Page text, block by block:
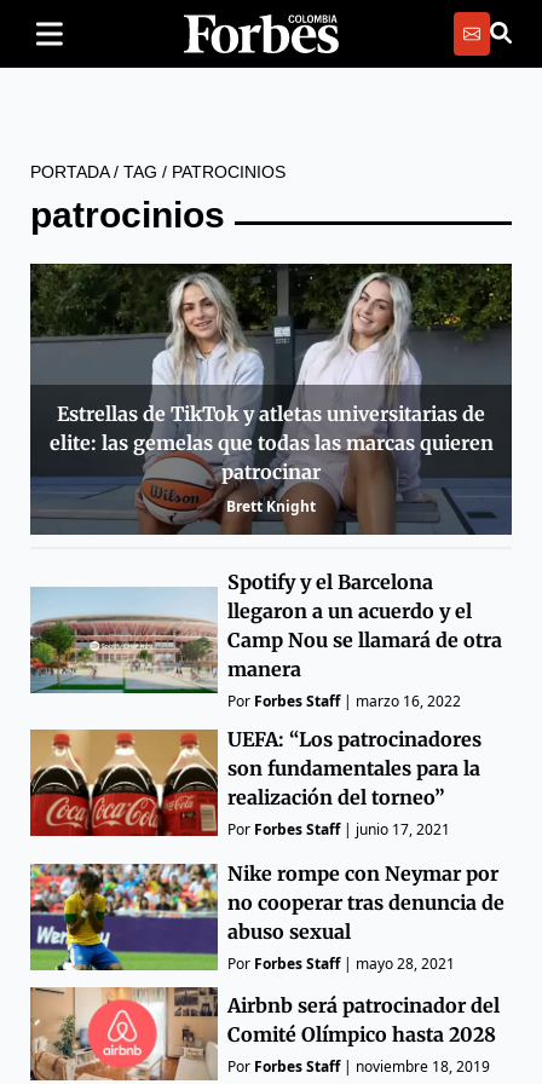
PORTADA/ TAG / PATROCINIOS
patrocinios
Estrellas de TikTok y atletas universitarias de
elite: las gemelas que todas las marcas quieren
patrocinar
Brett Knight
Spotify y el Barcelona
llegaron a un acuerdo y el
Camp Nou se llamará de otra
manera
Por Forbes Staff| marzo 16, 2022
UEFA: “Los patrocinadores
son fundamentales para la
realización del torneo”
Por Forbes Staff| junio 17, 2021
Nike rompe con Neymar por
no cooperar tras denuncia de
abuso sexual
Por Forbes Staff| mayo 28, 2021
Airbnb será patrocinador del
Comité Olímpico hasta 2028
Por Forbes Staff| noviembre 18, 2019